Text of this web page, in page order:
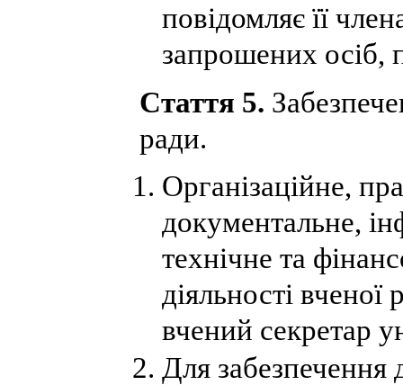
повідомляє її
запрошених осіб,
Стаття 5.
ради.
Організаційне,
документальне,
технічне та
діяльності вченої
вчений секретар
Для забезпечення